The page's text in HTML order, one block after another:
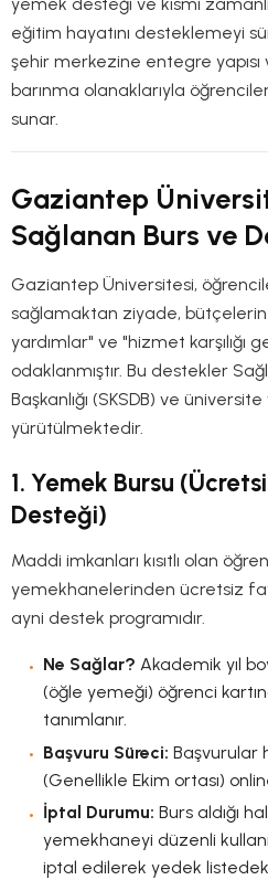
eğitim hayatını desteklemeyi
şehir merkezine entegre
barınma olanaklarıyla
sunar.
Gaziantep
Sağlanan Burs ve
Gaziantep Üniversitesi,
sağlamaktan ziyade,
yardımlar" ve "hizmet karşılığı
odaklanmıştır. Bu destekler
Başkanlığı (SKSDB) ve
yürütülmektedir.
1. Yemek Bursu
Desteği)
Maddi imkanları kısıtlı olan
yemekhanelerinden ücretsiz
ayni destek programıdır.
Ne Sağlar? Akademik yıl
(öğle yemeği) öğrenci
tanımlanır.
Başvuru Süreci: Başvurular
(Genellikle Ekim ortası)
İptal Durumu: Burs aldığı
yemekhaneyi düzenli
iptal edilerek yedek